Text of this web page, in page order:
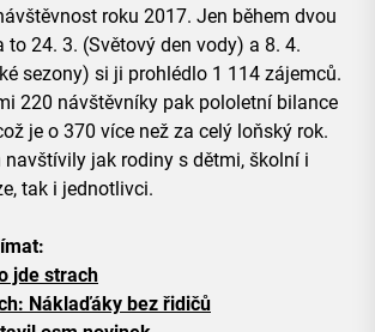
roku 2017. Jen během dvou
to 24. 3. (Světový den vody) a 8. 4.
sezony) si ji prohlédlo 1 114 zájemců.
220 návštěvníky pak pololetní bilance
je o 370 více než za celý loňský rok.
jak rodiny s dětmi, školní i
tak i jednotlivci.
jde strach
Náklaďáky bez řidičů